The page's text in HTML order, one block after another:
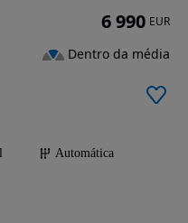
Automática
6 990 EUR
Dentro da média